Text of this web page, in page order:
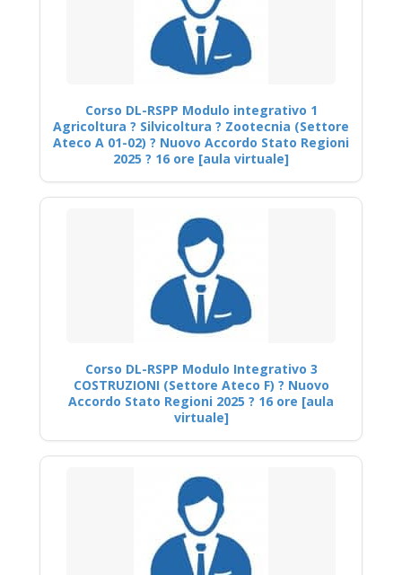
Corso DL-RSPP Modulo integrativo 1
Agricoltura ? Silvicoltura ? Zootecnia (Settore
Ateco A 01-02) ? Nuovo Accordo Stato Regioni
2025 ? 16 ore [aula virtuale]
Corso DL-RSPP Modulo Integrativo 3
COSTRUZIONI (Settore Ateco F) ? Nuovo
Accordo Stato Regioni 2025 ? 16 ore [aula
virtuale]